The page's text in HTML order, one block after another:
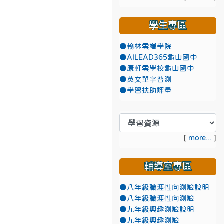
學生專區
●翰林雲端學院
●AILEAD365龜山國中
●康軒雲學校龜山國中
●英文單字普測
●學習扶助評量
[ more... ]
輔導室專區
●八年級職涯性向測驗說明
●八年級職涯性向測驗
●九年級興趣測驗說明
●九年級興趣測驗